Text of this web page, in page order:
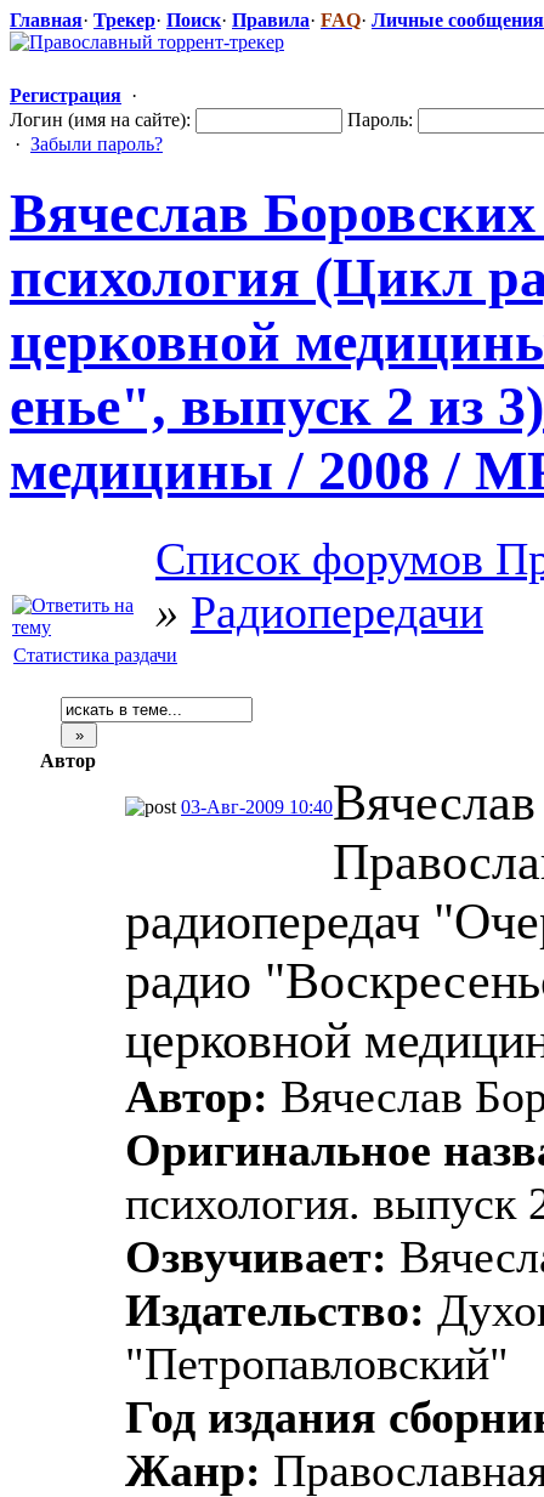
Главная· Трекер· Поиск· Правила· FAQ· Личные сообщения
Регистрация ·
Логин (имя на сайте):
Пароль:
· Забыли пароль?
Вячеслав
психология (Цикл
церковной
енье", выпуск 2 из
медицины / 2008 /
Список форумов
» Радиопередачи
Статистика раздачи
Автор
03-Авг-2009 10:40
радиопередач
радио
церковной
Автор: Вячеслав
Оригинальное
психология. выпуск
Озвучивает:
Издательство:
"Петропавловский"
Год издания
Жанр: